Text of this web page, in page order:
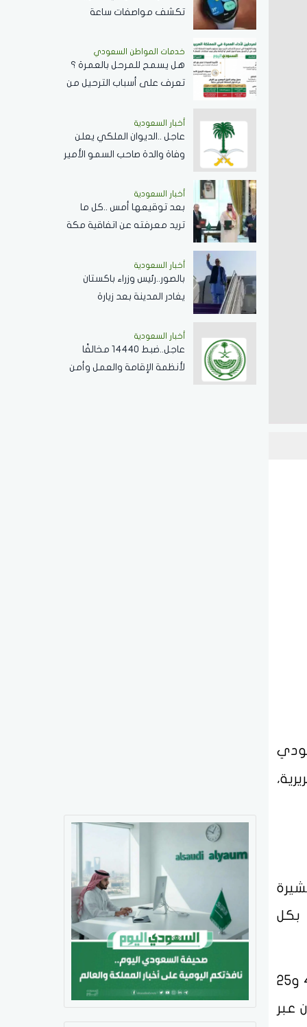
التقديم هو نهاية يوم الأحد 28 يوليو 2025، مشيرة
بكل
أوضحت الهيئة أن فترة المقابلات الشخصية للمتقدمين على البرامج المختلفة ستُعقد بين 4 و25
عبر
تكشف مواصفات ساعة
خدمات المواطن السعودي
هل يسمح للمرحل بالعمرة ؟
تعرف على أسباب الترحيل من
أخبار السعودية
عاجل ..الديوان الملكي يعلن
وفاة والدة صاحب السمو الأمير
جلوي آل سعود
أخبار السعودية
بعد توقيعها أمس ..كل ما
تريد معرفته عن اتفاقية مكة
ودورها في تعزيز السلام
والردع
أخبار السعودية
بالصور..رئيس وزراء باكستان
يغادر المدينة بعد زيارة
أخبار السعودية
عاجل..ضبط 14440 مخالفًا
لأنظمة الإقامة والعمل وأمن